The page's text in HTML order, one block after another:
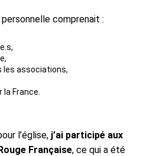
comprenait :
les associations,
France.
l’église, j’ai participé aux
Française, ce qui a été